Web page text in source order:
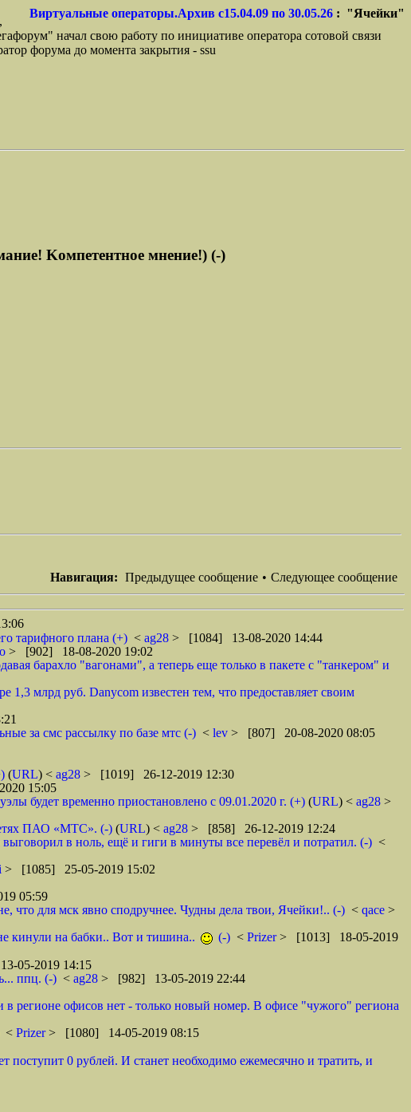
Виртуальные операторы.Архив с15.04.09 по 30.05.26 : "Ячейки"
начал свою работу по инициативе оператора сотовой связи
форума до момента закрытия - ssu
Kомпетентное мнение!) (-)
Навигация: Предыдущее сообщение • Следующее сообщение
тарифного плана (+) < ag28 > [1084] 13-08-2020 14:44
> [902] 18-08-2020 19:02
барахло "вагонами", а теперь еще только в пакете с "танкером" и
млрд руб. Danycom известен тем, что предоставляет своим
за смс рассылку по базе мтс (-) < lev > [807] 20-08-2020 08:05
(URL) < ag28 > [1019] 26-12-2019 12:30
15:05
будет временно приостановлено с 09.01.2020 г. (+) (URL) < ag28 >
сетях ПАО «МТС». (-) (URL) < ag28 > [858] 26-12-2019 12:24
в ноль, ещё и гиги в минуты все перевёл и потратил. (-) <
> [1085] 25-05-2019 15:02
05:59
для мск явно сподручнее. Чудны дела твои, Ячейки!.. (-) < qace >
кинули на бабки.. Вот и тишина..
(-) < Prizer> [1013] 18-05-2019
05-2019 14:15
ппц. (-) < ag28 > [982] 13-05-2019 22:44
в регионе офисов нет - только новый номер. В офисе "чужого" региона
< Prizer> [1080] 14-05-2019 08:15
0 рублей. И станет необходимо ежемесячно и тратить, и